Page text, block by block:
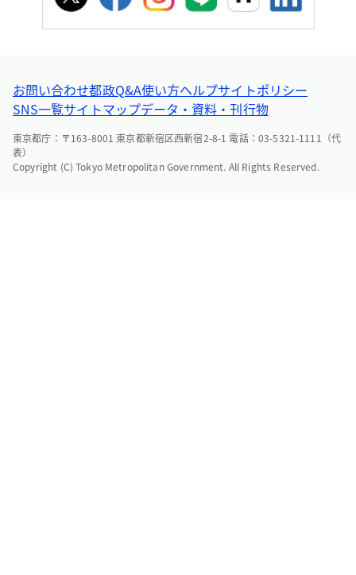
お問い合わせ都政Q&A使い方ヘルプサイトポリシー
SNS一覧サイトマップデータ・資料・刊行物
東京都庁：〒163-8001 東京都新宿区西新宿2-8-1 電話：03-5321-1111（代
表）
Copyright (C) Tokyo Metropolitan Government. All Rights Reserved.